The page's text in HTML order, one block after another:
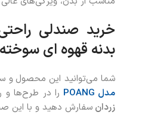
خرید صندلی
بدنه قهوه ای
شما می‌توانید این محصول و
مدل POANG
را در طرح‌ها و
زردان سفارش دهید و با این